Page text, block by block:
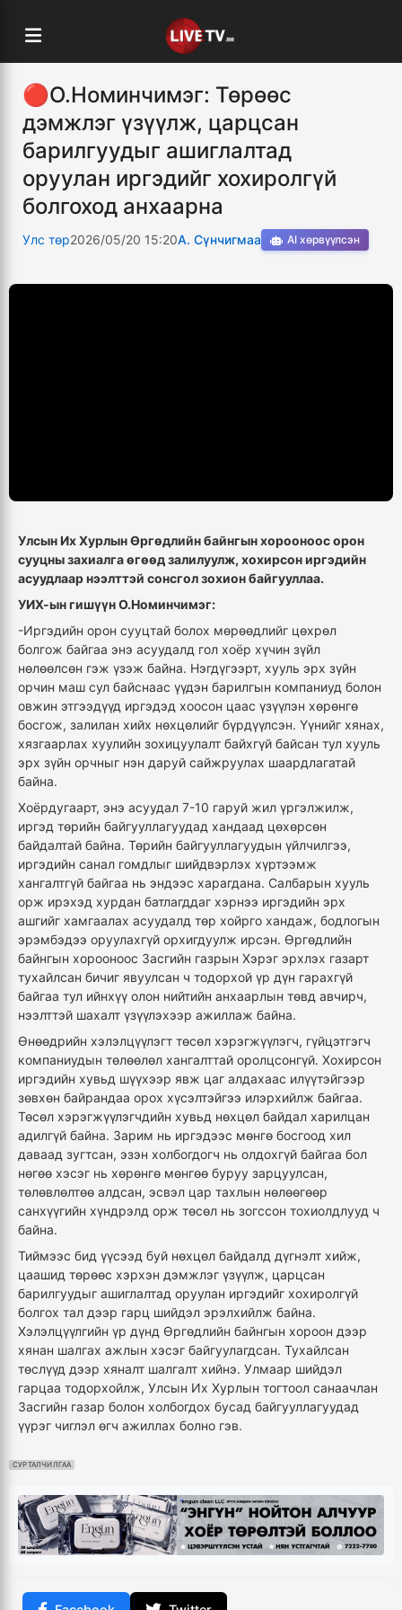
🔴О.Номинчимэг: Төрөөс
дэмжлэг үзүүлж, царцсан
барилгуудыг ашиглалтад
оруулан иргэдийг хохиролгүй
болгоход анхаарна
Улс төр2026/05/20 15:20А. Сүнчигмаа AI хөрвүүлсэн
Улсын Их Хурлын Өргөдлийн байнгын хорооноос орон
сууцны захиалга өгөөд залилуулж, хохирсон иргэдийн
асуудлаар нээлттэй сонсгол зохион байгууллаа.
УИХ-ын гишүүн О.Номинчимэг:
-Иргэдийн орон сууцтай болох мөрөөдлийг цөхрөл
болгож байгаа энэ асуудалд гол хоёр хүчин зүйл
нөлөөлсөн гэж үзэж байна. Нэгдүгээрт, хууль эрх зүйн
орчин маш сул байснаас үүдэн барилгын компаниуд болон
овжин этгээдүүд иргэдэд хоосон цаас үзүүлэн хөрөнгө
босгож, залилан хийх нөхцөлийг бүрдүүлсэн. Үүнийг хянах,
хязгаарлах хуулийн зохицуулалт байхгүй байсан тул хууль
эрх зүйн орчныг нэн даруй сайжруулах шаардлагатай
байна.
Хоёрдугаарт, энэ асуудал 7-10 гаруй жил үргэлжилж,
иргэд төрийн байгууллагуудад хандаад цөхөрсөн
байдалтай байна. Төрийн байгууллагуудын үйлчилгээ,
иргэдийн санал гомдлыг шийдвэрлэх хүртээмж
хангалтгүй байгаа нь эндээс харагдана. Салбарын хууль
орж ирэхэд хурдан батлагддаг хэрнээ иргэдийн эрх
ашгийг хамгаалах асуудалд төр хойрго хандаж, бодлогын
эрэмбэдээ оруулахгүй орхигдуулж ирсэн. Өргөдлийн
байнгын хорооноос Засгийн газрын Хэрэг эрхлэх газарт
тухайлсан бичиг явуулсан ч тодорхой үр дүн гарахгүй
байгаа тул ийнхүү олон нийтийн анхаарлын төвд авчирч,
нээлттэй шахалт үзүүлэхээр ажиллаж байна.
Өнөөдрийн хэлэлцүүлэгт төсөл хэрэгжүүлэгч, гүйцэтгэгч
компаниудын төлөөлөл хангалттай оролцсонгүй. Хохирсон
иргэдийн хувьд шүүхээр явж цаг алдахаас илүүтэйгээр
зөвхөн байрандаа орох хүсэлтэйгээ илэрхийлж байгаа.
Төсөл хэрэгжүүлэгчдийн хувьд нөхцөл байдал харилцан
адилгүй байна. Зарим нь иргэдээс мөнгө босгоод хил
даваад зугтсан, эзэн холбогдогч нь олдохгүй байгаа бол
нөгөө хэсэг нь хөрөнгө мөнгөө буруу зарцуулсан,
төлөвлөлтөө алдсан, эсвэл цар тахлын нөлөөгөөр
санхүүгийн хүндрэлд орж төсөл нь зогссон тохиолдлууд ч
байна.
Тиймээс бид үүсээд буй нөхцөл байдалд дүгнэлт хийж,
цаашид төрөөс хэрхэн дэмжлэг үзүүлж, царцсан
барилгуудыг ашиглалтад оруулан иргэдийг хохиролгүй
болгох тал дээр гарц шийдэл эрэлхийлж байна.
Хэлэлцүүлгийн үр дүнд Өргөдлийн байнгын хороон дээр
хянан шалгах ажлын хэсэг байгуулагдсан. Тухайлсан
төслүүд дээр хяналт шалгалт хийнэ. Улмаар шийдэл
гарцаа тодорхойлж, Улсын Их Хурлын тогтоол санаачлан
Засгийн газар болон холбогдох бусад байгууллагуудад
үүрэг чиглэл өгч ажиллах болно гэв.
СУРТАЛЧИЛГАА